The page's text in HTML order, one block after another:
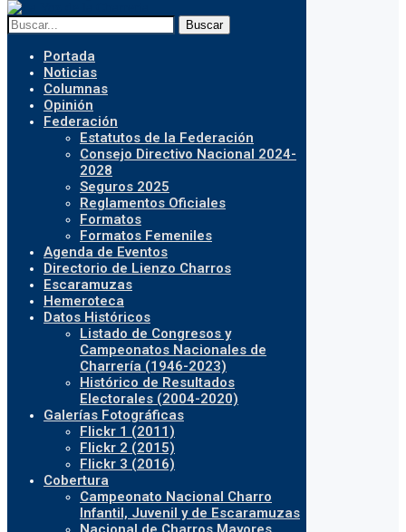
Buscar
Portada
Noticias
Columnas
Opinión
Federación
Estatutos de la Federación
Consejo Directivo Nacional 2024-
2028
Seguros 2025
Reglamentos Oficiales
Formatos
Formatos Femeniles
Agenda de Eventos
Directorio de Lienzo Charros
Escaramuzas
Hemeroteca
Datos Históricos
Listado de Congresos y
Campeonatos Nacionales de
Charrería (1946-2023)
Histórico de Resultados
Electorales (2004-2020)
Galerías Fotográficas
Flickr 1 (2011)
Flickr 2 (2015)
Flickr 3 (2016)
Cobertura
Campeonato Nacional Charro
Infantil, Juvenil y de Escaramuzas